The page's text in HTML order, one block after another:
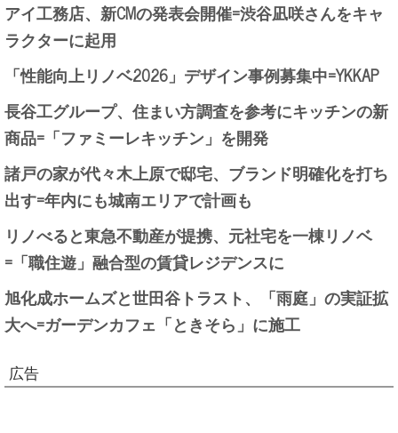
アイ工務店、新CMの発表会開催=渋谷凪咲さんをキャ
ラクターに起用
「性能向上リノベ2026」デザイン事例募集中=YKKAP
長谷工グループ、住まい方調査を参考にキッチンの新
商品=「ファミーレキッチン」を開発
諸戸の家が代々木上原で邸宅、ブランド明確化を打ち
出す=年内にも城南エリアで計画も
リノべると東急不動産が提携、元社宅を一棟リノベ
=「職住遊」融合型の賃貸レジデンスに
旭化成ホームズと世田谷トラスト、「雨庭」の実証拡
大へ=ガーデンカフェ「ときそら」に施工
広告